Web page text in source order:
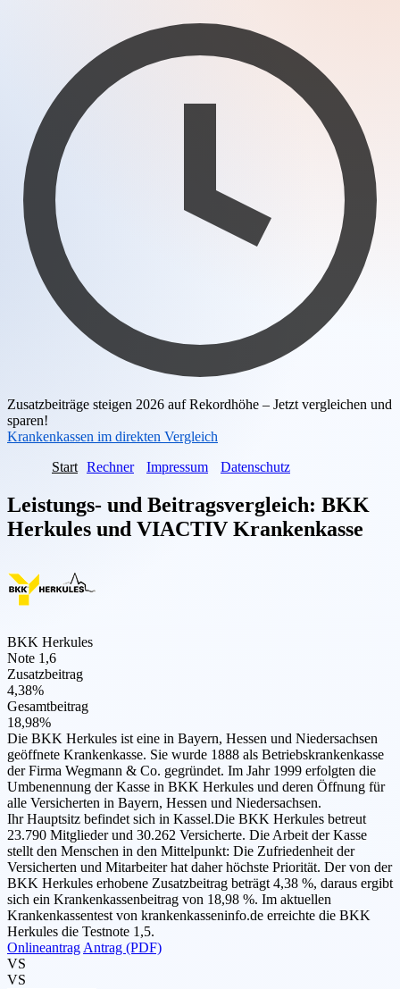
Zusatzbeiträge steigen 2026 auf Rekordhöhe – Jetzt vergleichen und
sparen!
Krankenkassen im direkten Vergleich
Start Rechner Impressum Datenschutz
Leistungs- und Beitragsvergleich: BKK
Herkules und VIACTIV Krankenkasse
BKK Herkules
Note 1,6
Zusatzbeitrag
4,38%
Gesamtbeitrag
18,98%
Die BKK Herkules ist eine in Bayern, Hessen und Niedersachsen
geöffnete Krankenkasse. Sie wurde 1888 als Betriebskrankenkasse
der Firma Wegmann & Co. gegründet. Im Jahr 1999 erfolgten die
Umbenennung der Kasse in BKK Herkules und deren Öffnung für
alle Versicherten in Bayern, Hessen und Niedersachsen.
Ihr Hauptsitz befindet sich in Kassel.Die BKK Herkules betreut
23.790 Mitglieder und 30.262 Versicherte. Die Arbeit der Kasse
stellt den Menschen in den Mittelpunkt: Die Zufriedenheit der
Versicherten und Mitarbeiter hat daher höchste Priorität. Der von der
BKK Herkules erhobene Zusatzbeitrag beträgt 4,38 %, daraus ergibt
sich ein Krankenkassenbeitrag von 18,98 %. Im aktuellen
Krankenkassentest von krankenkasseninfo.de erreichte die BKK
Herkules die Testnote 1,5.
Onlineantrag Antrag (PDF)
VS
VS